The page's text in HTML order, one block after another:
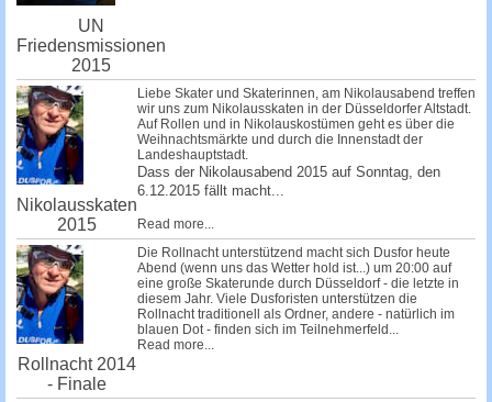
UN
Friedensmissionen
2015
Nikolausskaten
2015
Liebe Skater und Skaterinnen, am Nikolausabend treffen
wir uns zum Nikolausskaten in der Düsseldorfer Altstadt.
Auf Rollen und in Nikolauskostümen geht es über die
Weihnachtsmärkte und durch die Innenstadt der
Landeshauptstadt.
Dass der Nikolausabend 2015 auf Sonntag, den
6.12.2015 fällt macht...
Read more...
Rollnacht 2014
- Finale
Die Rollnacht unterstützend macht sich Dusfor heute
Abend (wenn uns das Wetter hold ist...) um 20:00 auf
eine große Skaterunde durch Düsseldorf - die letzte in
diesem Jahr. Viele Dusforisten unterstützen die
Rollnacht traditionell als Ordner, andere - natürlich im
blauen Dot - finden sich im Teilnehmerfeld...
Read more...